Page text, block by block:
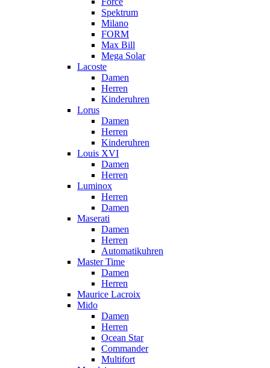
Spektrum
Milano
FORM
Max Bill
Mega Solar
Lacoste
Damen
Herren
Kinderuhren
Lorus
Damen
Herren
Kinderuhren
Louis XVI
Damen
Herren
Luminox
Herren
Damen
Maserati
Damen
Herren
Automatikuhren
Master Time
Damen
Herren
Maurice Lacroix
Mido
Damen
Herren
Ocean Star
Commander
Multifort